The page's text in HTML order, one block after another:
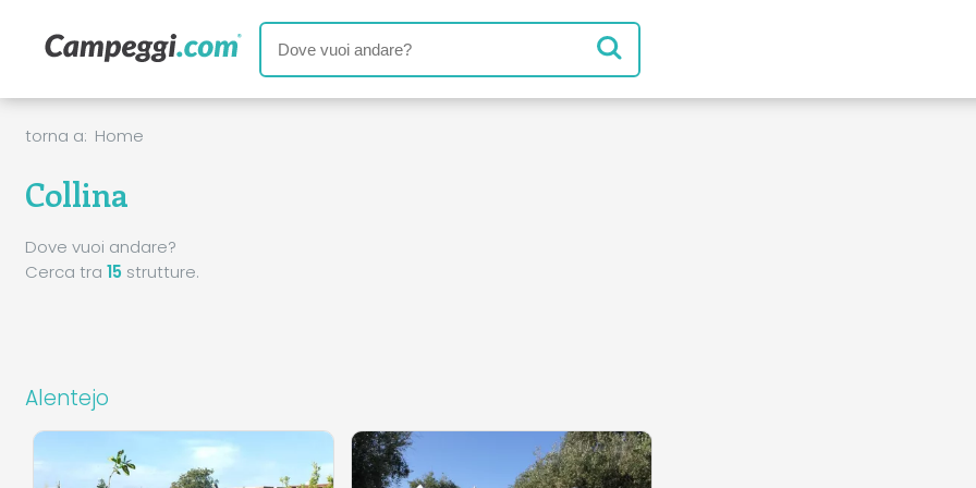
torna a: Home
Collina
Dove vuoi andare?
Cerca tra 15 strutture.
Alentejo